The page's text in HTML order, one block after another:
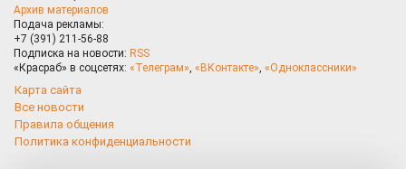
Архив материалов
Подача рекламы:
+7 (391) 211-56-88
Подписка на новости: RSS
«Красраб» в соцсетях: «Телеграм», «ВКонтакте», «Одноклассники»
Карта сайта
Все новости
Правила общения
Политика конфиденциальности